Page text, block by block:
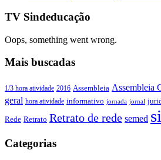
TV Sindeducação
Oops, something went wrong.
Mais buscadas
1/3 hora atividade 2016 Assembleia Assembleia
geral hora atividade informativo jornada jornal
Rede Retrato Retrato de rede semed
Categorias